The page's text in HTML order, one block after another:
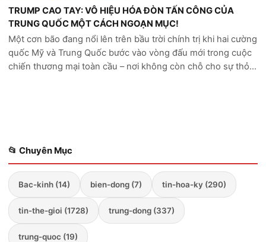
TRUMP CAO TAY: VÔ HIỆU HÓA ĐÒN TẤN CÔNG CỦA
TRUNG QUỐC MỘT CÁCH NGOẠN MỤC!
Một cơn bão đang nổi lên trên bầu trời chính trị khi hai cường
quốc Mỹ và Trung Quốc bước vào vòng đấu mới trong cuộc
chiến thương mại toàn cầu – nơi không còn chỗ cho sự thỏa
📂 Chuyên Mục
Bac-kinh (14) bien-dong (7) tin-hoa-ky (290)
tin-the-gioi (1728) trung-dong (337)
trung-quoc (19)